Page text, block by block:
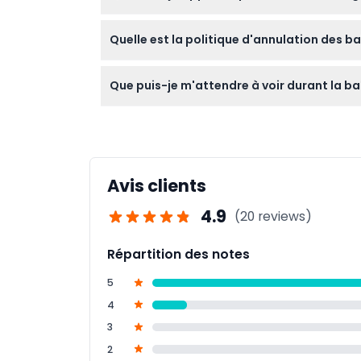
appareil photo pour des photos
Quelle est la politique d'annulation des
annulez avant 48 heures, et 50% de
Que puis-je m'attendre à voir durant la
Avis clients
4.9 (20 reviews)
Répartition des notes
5
4
3
2